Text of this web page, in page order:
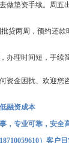
做垫资手续。周五
贷两周，预约还款
办理时间短，手续
资金困扰、欢迎您
融资成本
，专业可靠，安全
）客户